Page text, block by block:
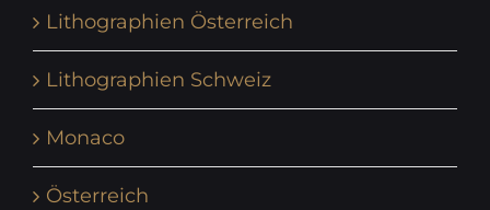
Lithographien Österreich
Lithographien Schweiz
Monaco
Österreich